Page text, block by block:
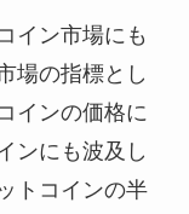
イン市場にも
場の指標とし
インの価格に
ンにも波及し
トコインの半